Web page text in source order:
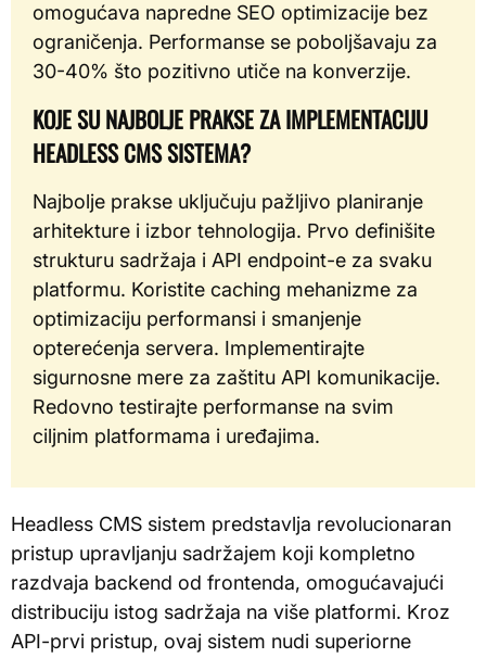
omogućava napredne SEO optimizacije bez
ograničenja. Performanse se poboljšavaju za
30-40% što pozitivno utiče na konverzije.
KOJE SU NAJBOLJE PRAKSE ZA IMPLEMENTACIJU
HEADLESS CMS SISTEMA?
Najbolje prakse uključuju pažljivo planiranje
arhitekture i izbor tehnologija. Prvo definišite
strukturu sadržaja i API endpoint-e za svaku
platformu. Koristite caching mehanizme za
optimizaciju performansi i smanjenje
opterećenja servera. Implementirajte
sigurnosne mere za zaštitu API komunikacije.
Redovno testirajte performanse na svim
ciljnim platformama i uređajima.
Headless CMS sistem predstavlja revolucionaran
pristup upravljanju sadržajem koji kompletno
razdvaja backend od frontenda, omogućavajući
distribuciju istog sadržaja na više platformi. Kroz
API-prvi pristup, ovaj sistem nudi superiorne